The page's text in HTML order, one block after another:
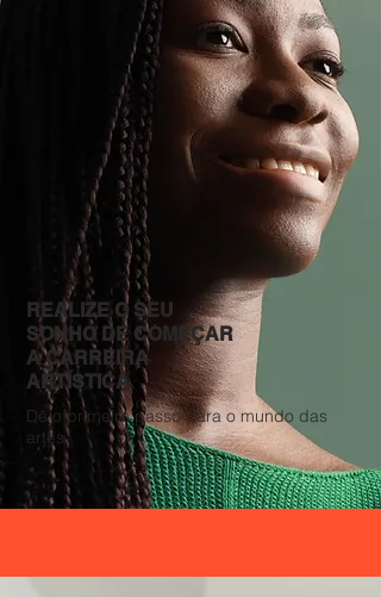
REALIZE O SEU
SONHO DE COMEÇAR
A CARREIRA
ARTÍSTICA
Dê o primeiro passo para o mundo das
artes.